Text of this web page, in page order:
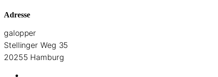
Adresse
galopper
Stellinger Weg 35
20255 Hamburg